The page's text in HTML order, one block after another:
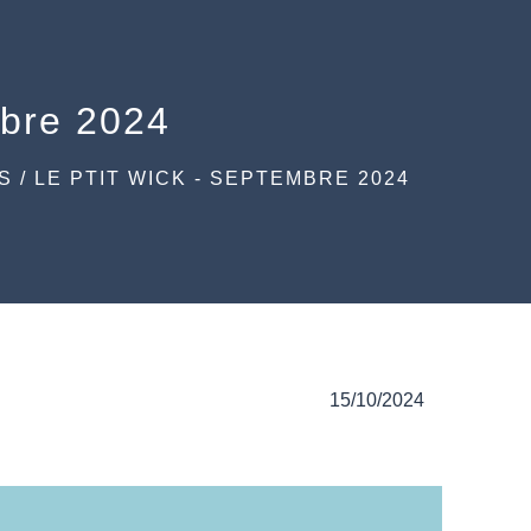
2024
/ LE PTIT WICK - SEPTEMBRE 2024
15/10/2024